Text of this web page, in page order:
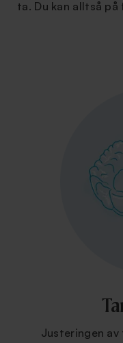
ta. Du kan alltså
Justeringen av